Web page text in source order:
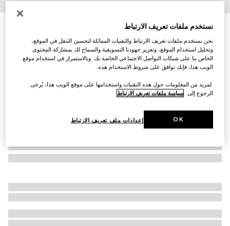
نظارات شمسية بإطار مستطيل الشكل
تنويعاتبني
نستخدم ملفات تعريف الارتباط
نحن نستخدم ملفات تعريف الارتباط والتقنيات المماثلة لتحسين التنقل في الموقع،
وتحليل استخدام الموقع، وتعزيز جهودنا التسويقية والسماح لك بمشاركة المحتوى
الخاص بنا على شبكات التواصل الاجتماعي الخاصة بك. وبالاستمرار في استخدام موقع
الويب هذا، فإنك توافق على شروط الاستخدام هذه.
.لمزيد من المعلومات حول هذه التقنيات واستخدامها على موقع الويب هذا، يُرجى
الرجوع إلى سياسة ملفات تعريف الارتباط
إعدادات ملف تعريف الارتباط OK